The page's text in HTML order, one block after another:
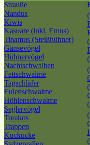
Strauße
Nandus
Kiwis
Kasuare (inkl. Emus)
Tinamus (Steißhühner)
Gänsevögel
Hühnervögel
Nachtschwalben
Fettschwalme
Tagschläfer
Eulenschwalme
Höhlenschwalme
Seglervögel
Turakos
Trappen
Kuckucke